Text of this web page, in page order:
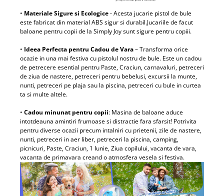
• Materiale Sigure si Ecologice- Acesta jucarie pistol de bule
este fabricat din material ABS sigur si durabil.Jucariile de facut
baloane pentru copii de la Simply Joy sunt sigure pentru copiii.
• Ideea Perfecta pentru Cadou de Vara– Transforma orice
ocazie in una mai festiva cu pistolul nostru de bule. Este un cadou
de petrecere esential pentru Paste, Craciun, carnavaluri, petreceri
de ziua de nastere, petreceri pentru bebelusi, excursii la munte,
nunti, petreceri pe plaja sau la piscina, petreceri cu bule in curtea
ta si multe altele.
• Cadou minunat pentru copii: Masina de baloane aduce
intotdeauna amintiri frumoase si distractie fara sfarsit! Potrivita
pentru diverse ocazii precum intalniri cu prietenii, zile de nastere,
nunti, petreceri in aer liber, petreceri la piscina, camping,
picnicuri, Paste, Craciun, 1 Iunie, Ziua copilului, vacanta de vara,
vacanta de primavara creand o atmosfera vesela si festiva.